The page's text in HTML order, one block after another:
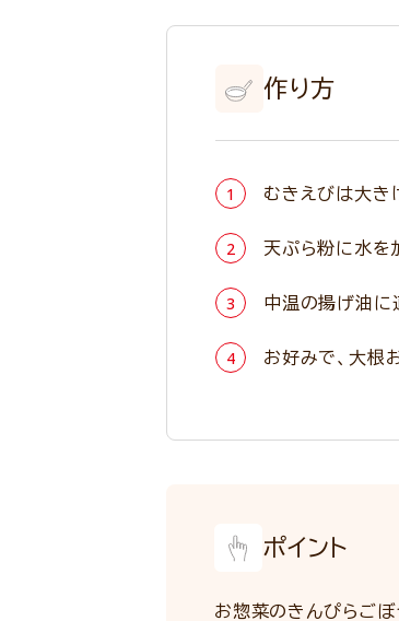
作り方
むきえびは大き
天ぷら粉に水を
中温の揚げ油に
お好みで、大根
ポイント
お惣菜のきんぴらご